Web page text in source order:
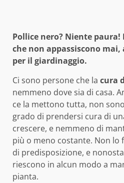
Pollice nero? Niente
che non appassiscono mai,
per il giardinaggio.
Ci sono persone che la cura
nemmeno dove sia di casa.
ce la mettono tutta, non
grado di prendersi cura di
crescere, e nemmeno di
più o meno costante. Non lo
di predisposizione, e
riescono in alcun modo a
pianta.